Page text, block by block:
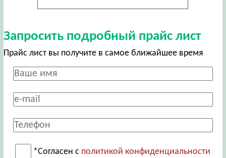
Запросить подробный прайс лист
Прайс лист вы получите в самое ближайшее время
*Согласен с политикой конфиденциальности